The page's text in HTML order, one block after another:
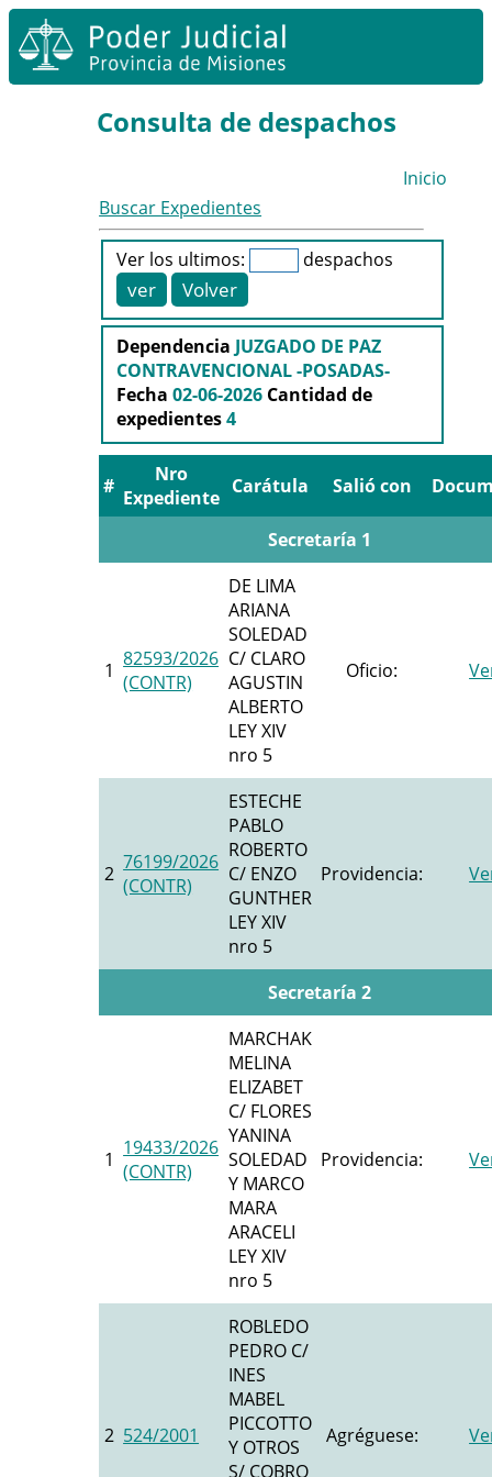
Consulta de despachos
Inicio
Buscar Expedientes
Ver los ultimos: despachos
Dependencia JUZGADO DE PAZ
CONTRAVENCIONAL -POSADAS-
Fecha02-06-2026 Cantidad de
expedientes4
#
Nro
Expediente Carátula Salió con
Secretaría 1
1 82593/2026
(CONTR)
DE LIMA
ARIANA
SOLEDAD
C/ CLARO
AGUSTIN
ALBERTO
LEY XIV
nro 5
Oficio:
2 76199/2026
(CONTR)
ESTECHE
PABLO
ROBERTO
C/ ENZO
GUNTHER
LEY XIV
nro 5
Providencia:
Secretaría 2
1 19433/2026
(CONTR)
MARCHAK
MELINA
ELIZABET
C/ FLORES
YANINA
SOLEDAD
Y MARCO
MARA
ARACELI
LEY XIV
nro 5
Providencia:
2 524/2001
ROBLEDO
PEDRO C/
INES
MABEL
PICCOTTO
Y OTROS
S/ COBRO
Agréguese: